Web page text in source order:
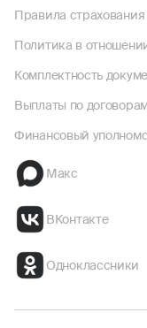
Правила
Политика в
Комплектность
Выплаты по
Финансовый
Макс
ВКонтакте
Одноклассники